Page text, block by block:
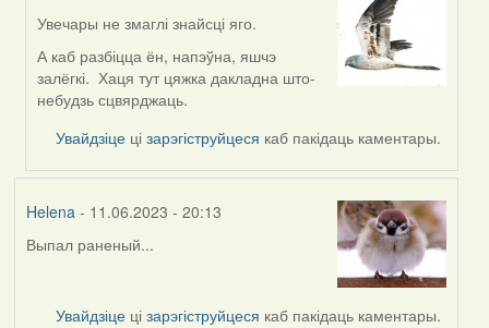
In
reply
to
by
vranova
Увечары не змаглі знайсці яго.
А каб разбіцца ён, напэўна, яшчэ
залёгкі. Хаця тут цяжка дакладна што-
небудзь сцвярджаць.
Увайдзіце цізарэгіструйцеся каб пакідаць каментары.
Helena - 11.06.2023 - 20:13
Выпал раненый...
Увайдзіце цізарэгіструйцеся каб пакідаць каментары.